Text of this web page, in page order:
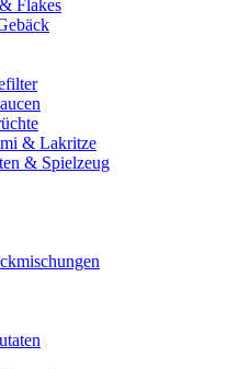
Flakes
& Lakritze
& Spielzeug